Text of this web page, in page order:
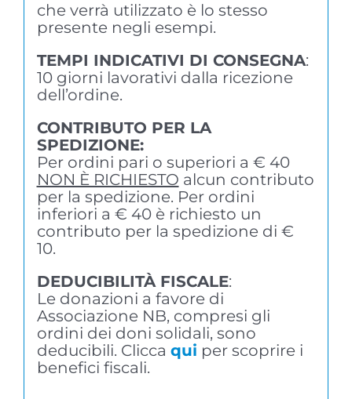
che verrà utilizzato è lo stesso
presente negli esempi.
TEMPI INDICATIVI DI CONSEGNA:
10 giorni lavorativi dalla ricezione
dell’ordine.
CONTRIBUTO PER LA
SPEDIZIONE:
Per ordini pari o superiori a € 40
NON È RICHIESTO alcun contributo
per la spedizione. Per ordini
inferiori a € 40 è richiesto un
contributo per la spedizione di €
10.
DEDUCIBILITÀ FISCALE:
Le donazioni a favore di
Associazione NB, compresi gli
ordini dei doni solidali, sono
deducibili. Clicca qui per scoprire i
benefici fiscali.